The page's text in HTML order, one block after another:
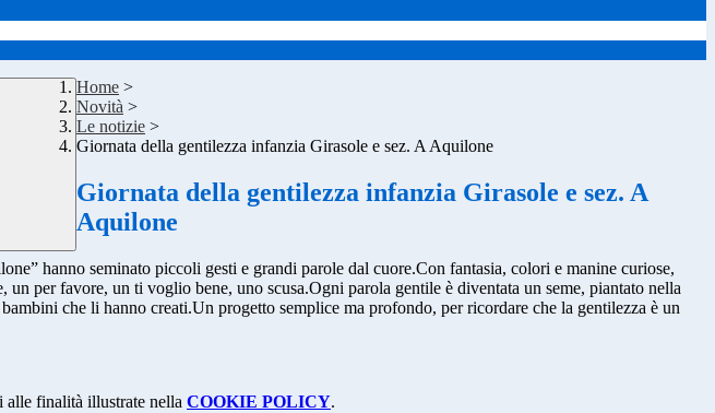
Home >
Novità >
Le notizie >
Giornata della gentilezza infanzia Girasole e sez. A Aquilone
Giornata della gentilezza infanzia Girasole e sez. A
Aquilone
hanno seminato piccoli gesti e grandi parole dal cuore.Con fantasia, colori e manine curiose,
un per favore, un ti voglio bene, uno scusa.Ogni parola gentile è diventata un seme, piantato nella
che li hanno creati.Un progetto semplice ma profondo, per ricordare che la gentilezza è un
alle finalità illustrate nella COOKIE POLICY.